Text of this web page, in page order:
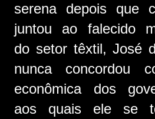
serena depois que
juntou ao falecido
do setor têxtil, José
nunca concordou
econômica dos
aos quais ele se